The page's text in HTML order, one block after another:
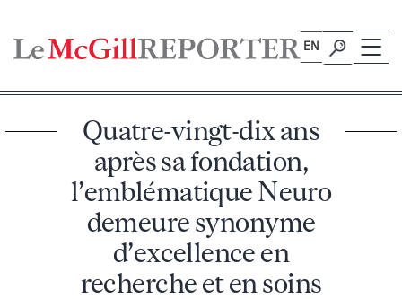
content
EN
Quatre-vingt-dix ans
après sa fondation,
l’emblématique Neuro
demeure synonyme
d’excellence en
recherche et en soins